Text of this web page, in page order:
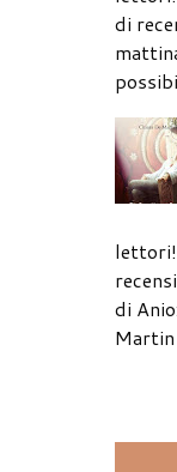
di
lettori!
di
Martin